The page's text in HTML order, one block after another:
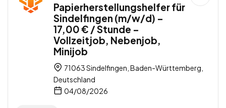
Papierherstellungshelfer für
Sindelfingen (m/w/d) –
17,00 € / Stunde –
Vollzeitjob, Nebenjob,
Minijob
71063 Sindelfingen, Baden-Württemberg,
Deutschland
04/08/2026